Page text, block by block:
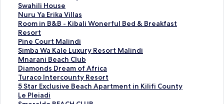
a
u
t
a
n
S
t
a
n
d
a
Swahili House
T
a
u
t
a
n
S
t
a
n
d
Nuru Ya Erika Villas
T
a
u
t
a
n
S
t
a
n
Room in B&B - Kibali Wonerful Bed & Breakfast
Resort
T
a
u
t
a
n
S
t
a
Pine Court Malindi
T
a
u
t
a
n
S
Simba Wa Kale Luxury Resort Malindi
T
a
u
t
a
n
Mnarani Beach Club
T
a
u
t
a
Diamonds Dream of Africa
T
a
u
t
Turaco Intercounty Resort
T
a
u
5 Star Exclusive Beach Apartment in Kilifi County
T
a
Le Pleiadi
T